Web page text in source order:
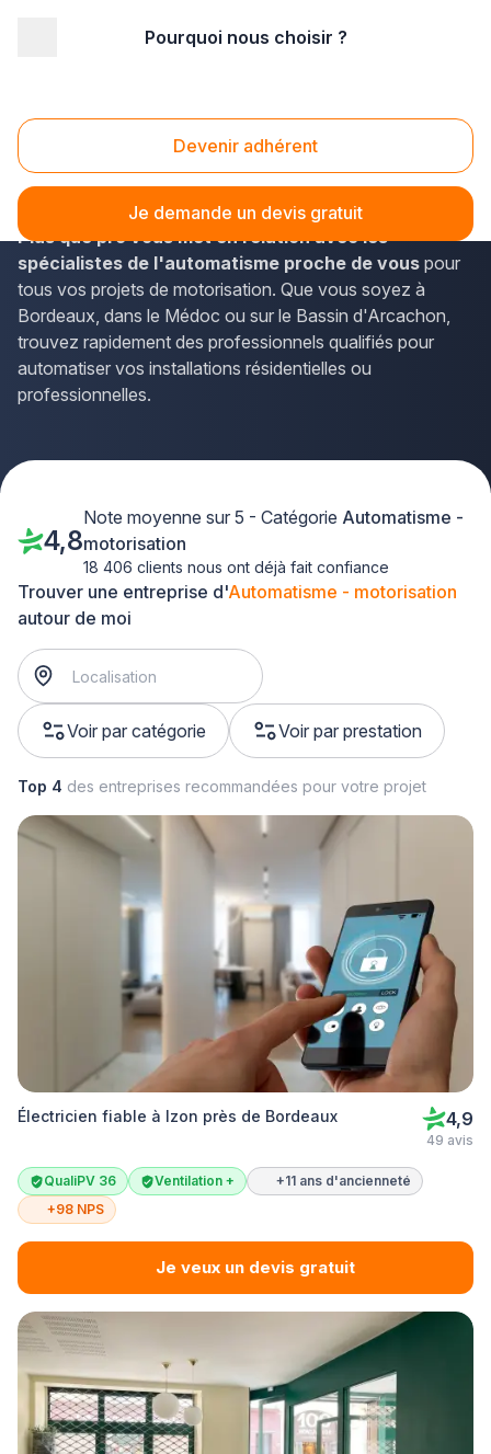
Pourquoi nous choisir ?
Devenir adhérent
Je demande un devis gratuit
Automatisme Gironde (33)
Vous envisagez d'installer un portail automatisé ou de
moderniser vos équipements en Gironde ?La solution
Plus que pro vous met en relation avec les
spécialistes de l'automatisme proche de vous pour
tous vos projets de motorisation. Que vous soyez à
Bordeaux, dans le Médoc ou sur le Bassin d'Arcachon,
trouvez rapidement des professionnels qualifiés pour
automatiser vos installations résidentielles ou
professionnelles.
Trouver une entreprise d'Automatisme - motorisation
autour de moi
Voir par catégorie Voir par prestation
4,8
Note moyenne sur 5 - Catégorie Automatisme -
motorisation
18 406 clients nous ont déjà fait confiance
Top 4 des entreprises recommandées pour votre projet
Électricien fiable à Izon près de Bordeaux 4,9
49 avis
QualiPV 36 Ventilation +
+11 ans d'ancienneté
+98 NPS
Je veux un devis gratuit